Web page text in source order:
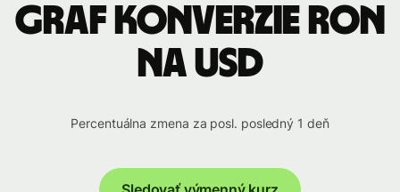
Graf konverzie RON
na USD
Percentuálna zmena za posl. posledný 1 deň